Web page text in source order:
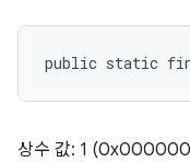
public static final
상수 값: 1